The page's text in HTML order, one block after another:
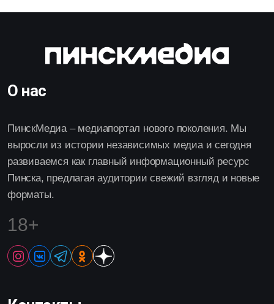
О нас
ПинскМедиа – медиапортал нового поколения. Мы
выросли из истории независимых медиа и сегодня
развиваемся как главный информационный ресурс
Пинска, предлагая аудитории свежий взгляд и новые
форматы.
18+